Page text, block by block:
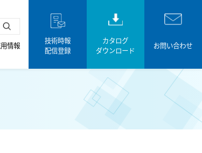
情報
技術時報
配信登録
カタログ
ダウンロード
お問い合わせ